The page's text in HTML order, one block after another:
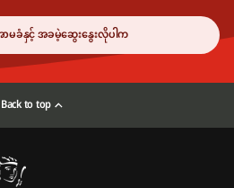
မခံနှင့် အခမဲ့ဆွေး‌နွေးလိုပါက
Back to top